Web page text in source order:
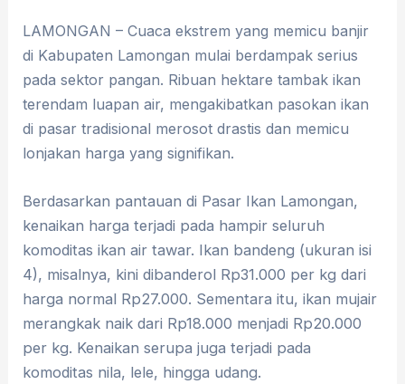
LAMONGAN – Cuaca ekstrem yang memicu banjir
di Kabupaten Lamongan mulai berdampak serius
pada sektor pangan. Ribuan hektare tambak ikan
terendam luapan air, mengakibatkan pasokan ikan
di pasar tradisional merosot drastis dan memicu
lonjakan harga yang signifikan.
​Berdasarkan pantauan di Pasar Ikan Lamongan,
kenaikan harga terjadi pada hampir seluruh
komoditas ikan air tawar. Ikan bandeng (ukuran isi
4), misalnya, kini dibanderol Rp31.000 per kg dari
harga normal Rp27.000. Sementara itu, ikan mujair
merangkak naik dari Rp18.000 menjadi Rp20.000
per kg. Kenaikan serupa juga terjadi pada
komoditas nila, lele, hingga udang.